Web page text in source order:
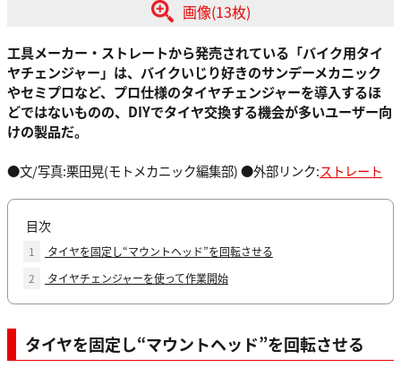
画像(13枚)
工具メーカー・ストレートから発売されている「バイク用タイ
ヤチェンジャー」は、バイクいじり好きのサンデーメカニック
やセミプロなど、プロ仕様のタイヤチェンジャーを導入するほ
どではないものの、DIYでタイヤ交換する機会が多いユーザー向
けの製品だ。
●文/写真:栗田晃(モトメカニック編集部) ●外部リンク:ストレート
目次
1
タイヤを固定し“マウントヘッド”を回転させる
2
タイヤチェンジャーを使って作業開始
タイヤを固定し“マウントヘッド”を回転させる